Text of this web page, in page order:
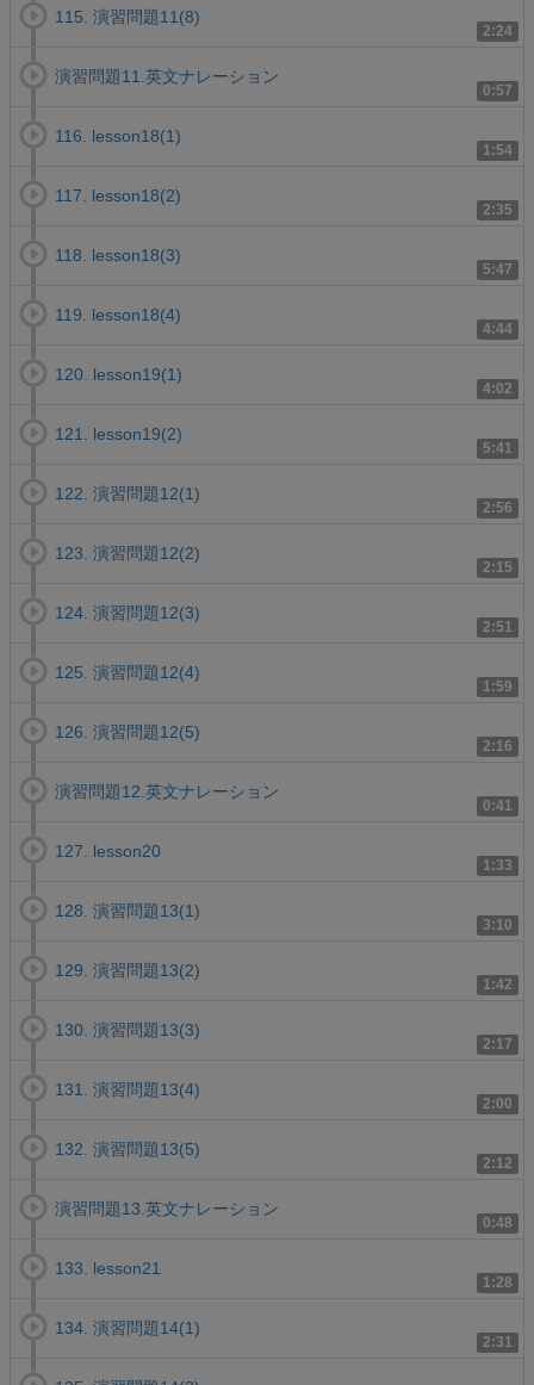
2:24
115. 演習問題11(8)
0:57
演習問題11.英文ナレーション
1:54
116. lesson18(1)
2:35
117. lesson18(2)
5:47
118. lesson18(3)
4:44
119. lesson18(4)
4:02
120. lesson19(1)
5:41
121. lesson19(2)
2:56
122. 演習問題12(1)
2:15
123. 演習問題12(2)
2:51
124. 演習問題12(3)
1:59
125. 演習問題12(4)
2:16
126. 演習問題12(5)
0:41
演習問題12.英文ナレーション
1:33
127. lesson20
3:10
128. 演習問題13(1)
1:42
129. 演習問題13(2)
2:17
130. 演習問題13(3)
2:00
131. 演習問題13(4)
2:12
132. 演習問題13(5)
0:48
演習問題13.英文ナレーション
1:28
133. lesson21
2:31
134. 演習問題14(1)